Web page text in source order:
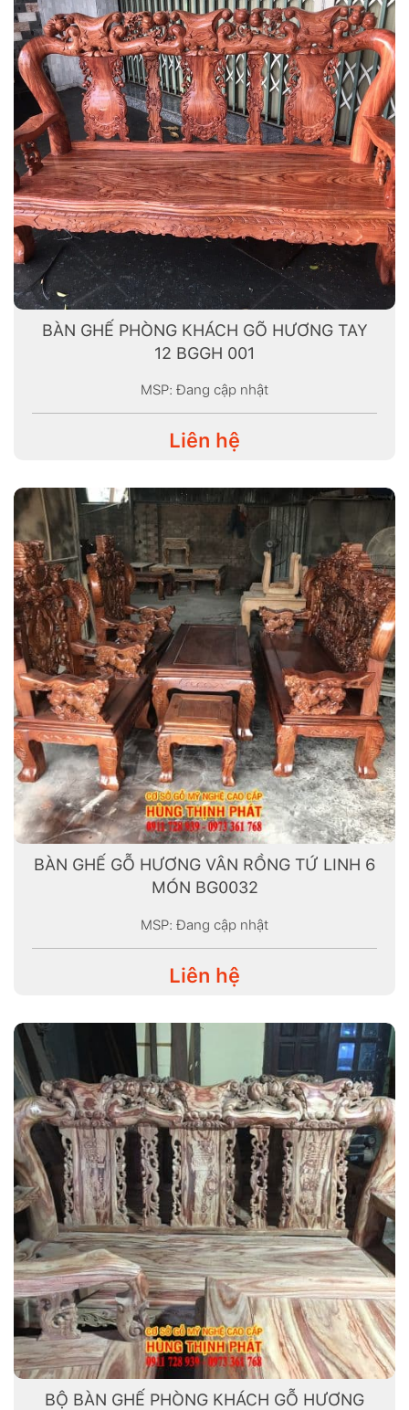
BÀN GHẾ PHÒNG KHÁCH GÕ HƯƠNG TAY
12 BGGH 001
MSP: Đang cập nhật
Liên hệ
BÀN GHẾ GỖ HƯƠNG VÂN RỒNG TỨ LINH 6
MÓN BG0032
MSP: Đang cập nhật
Liên hệ
BỘ BÀN GHẾ PHÒNG KHÁCH GỖ HƯƠNG